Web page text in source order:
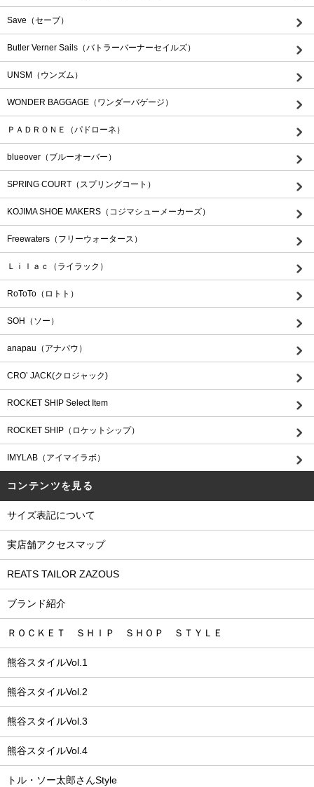
Save（セーブ）
Butler Verner Sails（バトラーバーナーセイルズ）
UNSM（ウンズム）
WONDER BAGGAGE（ワンダーバゲージ）
ＰＡＤＲＯＮＥ（パドローネ）
blueover（ブルーオーバー）
SPRING COURT（スプリングコート）
KOJIMA SHOE MAKERS（コジマシューメーカーズ）
Freewaters（フリーウォータース）
Ｌｉｌａｃ（ライラック）
RoToTo（ロトト）
SOH（ソー）
anapau（アナパウ）
CRO’ JACK(クロジャック)
ROCKET SHIP Select Item
ROCKET SHIP（ロケットシップ）
IMYLAB（アイマイラボ）
コンテンツを見る
サイズ表記について
実店舗アクセスマップ
REATS TAILOR ZAZOUS
ブランド紹介
ＲＯＣＫＥＴ ＳＨＩＰ ＳＨＯＰ ＳＴＹＬＥ
熊谷スタイルVol.1
熊谷スタイルVol.2
熊谷スタイルVol.3
熊谷スタイルVol.4
トル・ソー太郎さんStyle